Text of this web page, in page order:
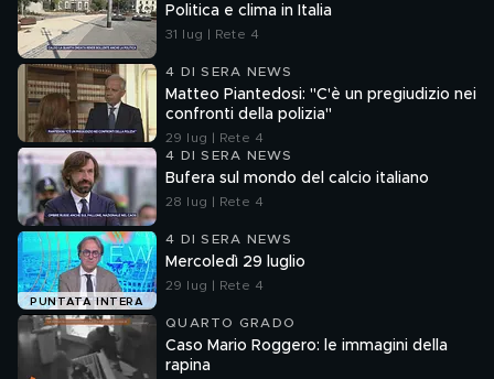
Politica e clima in Italia
31 lug | Rete 4
4 DI SERA NEWS
Matteo Piantedosi: "C'è un pregiudizio nei
confronti della polizia"
29 lug | Rete 4
4 DI SERA NEWS
Bufera sul mondo del calcio italiano
28 lug | Rete 4
PUNTATA INTERA
4 DI SERA NEWS
Mercoledì 29 luglio
29 lug | Rete 4
QUARTO GRADO
Caso Mario Roggero: le immagini della
rapina